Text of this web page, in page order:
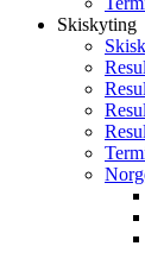
Skiskyting